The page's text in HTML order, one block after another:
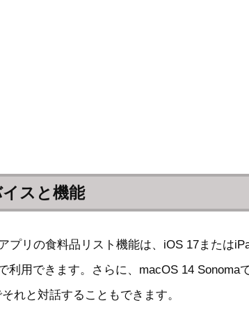
スと機能
プリの食料品リスト機能は、iOS 17または
利用できます。さらに、macOS 14 Sonoma
れと対話することもできます。